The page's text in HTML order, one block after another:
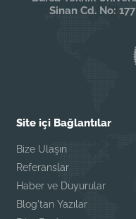
Sinan Cd. No:
Site içi Bağlantılar
Bize Ulaşın
Referanslar
Haber ve Duyurular
Blog'tan Yazılar